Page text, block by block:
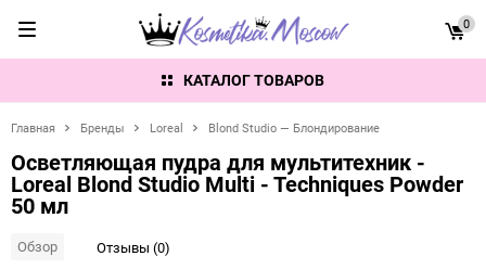
КАТАЛОГ ТОВАРОВ
0
Главная Бренды Loreal Blond Studio — Блондирование
Осветляющая пудра для мультитехник -
Loreal Blond Studio Multi - Techniques Powder
50 мл
Обзор Отзывы (0)